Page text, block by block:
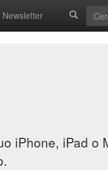
Newsletter
iPhone, iPad o